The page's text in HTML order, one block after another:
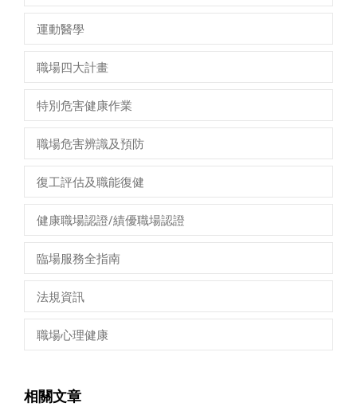
運動醫學
職場四大計畫
特別危害健康作業
職場危害辨識及預防
復工評估及職能復健
健康職場認證/績優職場認證
臨場服務全指南
法規資訊
職場心理健康
相關文章